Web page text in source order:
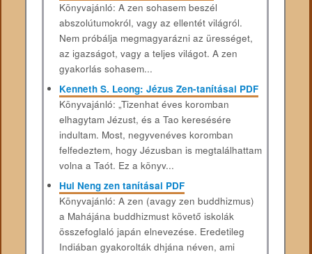
Könyvajánló: A zen sohasem beszél
abszolútumokról, vagy az ellentét világról.
Nem próbálja megmagyarázni az ürességet,
az igazságot, vagy a teljes világot. A zen
gyakorlás sohasem...
Kenneth S. Leong: Jézus Zen-tanításai PDF
Könyvajánló: „Tizenhat éves koromban
elhagytam Jézust, és a Tao keresésére
indultam. Most, negyvenéves koromban
felfedeztem, hogy Jézusban is megtalálhattam
volna a Taót. Ez a könyv...
Hui ​Neng zen tanításai PDF
Könyvajánló: A zen (avagy zen buddhizmus)
a Mahájána buddhizmust követő iskolák
összefoglaló japán elnevezése. Eredetileg
Indiában gyakorolták dhjána néven, ami